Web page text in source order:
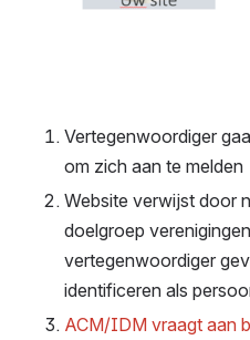
Vertegenwoordiger
om zich aan te melden
Website verwijst door
doelgroep
vertegenwoordiger
identificeren als
ACM/IDM vraagt aan